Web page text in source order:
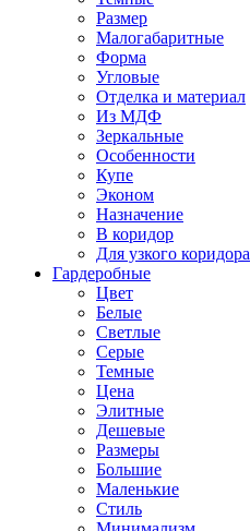
Размер
Малогабаритные
Форма
Угловые
Отделка и материал
Из МДФ
Зеркальные
Особенности
Купе
Эконом
Назначение
В коридор
Для узкого коридора
Гардеробные
Цвет
Белые
Светлые
Серые
Темные
Цена
Элитные
Дешевые
Размеры
Большие
Маленькие
Стиль